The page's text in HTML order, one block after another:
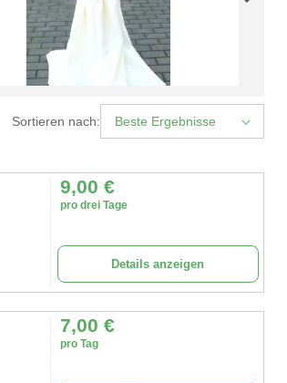
Sortieren nach: Beste Ergebnisse
9,00 €
pro drei Tage
Details anzeigen
7,00 €
pro Tag